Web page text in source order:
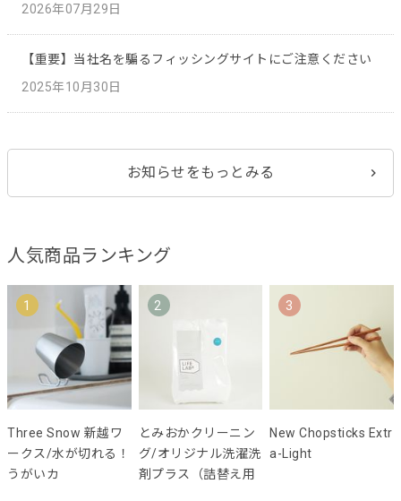
2026年07月29日
【重要】当社名を騙るフィッシングサイトにご注意ください
2025年10月30日
お知らせをもっとみる
人気商品ランキング
1
Three Snow 新越ワ
ークス/水が切れる！
うがいカ
2
とみおかクリーニン
グ/オリジナル洗濯洗
剤プラス（詰替え用
3
New Chopsticks Extr
a-Light